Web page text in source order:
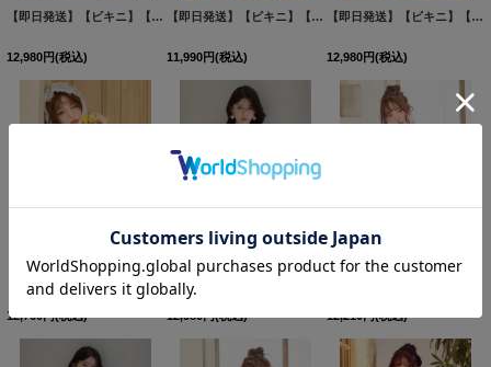
【即日発送】【ビキニ】【水着】フラワーモチーフシアーリボンビキニ 3点セット [FB01]吉木千沙都（ちぃぽぽ）着用
12,980円(税込)
【即日発送】【ビキニ】【水着】ギャザートップフレアセパレートビキニ 2点セット 2点セット[FB01]三上悠亜着用
11,990円(税込)
【即日発送】【ビキニ】【水着】チュール花柄トップス付きビキニ 3点セット [FB01]吉木千沙都（ちぃぽぽ）着用
12,980円(税込)
【即日発送】【ビキニ】【水着】立体フラワービキニ 2点セット [FB01]吉木千沙都（ちぃぽぽ）着用
12,760円(税込)
【即日発送】【ビキニ】【水着】羽織＆スカート付き4WAYビキニ 4点セット 4点セット[FB01] [M245dzj-BL-26EN-260521]
12,980円(税込) 12,210円(税込)